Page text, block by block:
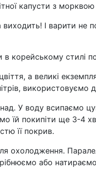
капусти з
І варити не
корейському стилі
а великі
використовуємо
У воду всипаємо
їй покипіти ще 3-4
її покрив.
охолодження.
або